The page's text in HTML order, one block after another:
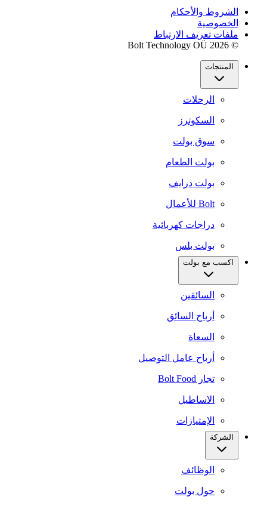
الشروط والأحكام
الخصوصية
ملفات تعريف الارتباط
© 2026 Bolt Technology OÜ
المنتجات
الرحلات
السكوترز
سوق بولت
بولت الطعام
بولت درايف
Bolt للأعمال
دراجات كهربائية
بولت بلس
اكسب مع بولت
السائقين
أرباح السائق
السعاة
أرباح عامل التوصيل
تجار Bolt Food
الاساطيل
الإمتيازات
الشركة
الوظائف
حول بولت